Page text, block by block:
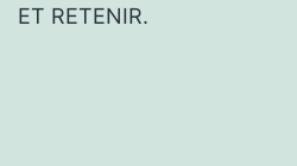
ET RETENIR.